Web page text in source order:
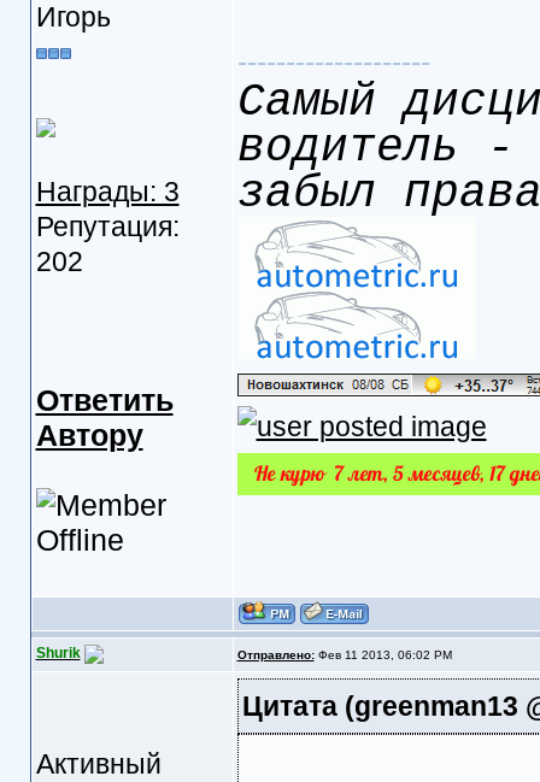
Игорь
Награды: 3
Репутация:
202
Ответить
Автору
--------------------
Самый
водитель -
забыл
Shurik Отправлено:Фев 11 2013, 06:02 PM
Активный
Цитата(greenman13